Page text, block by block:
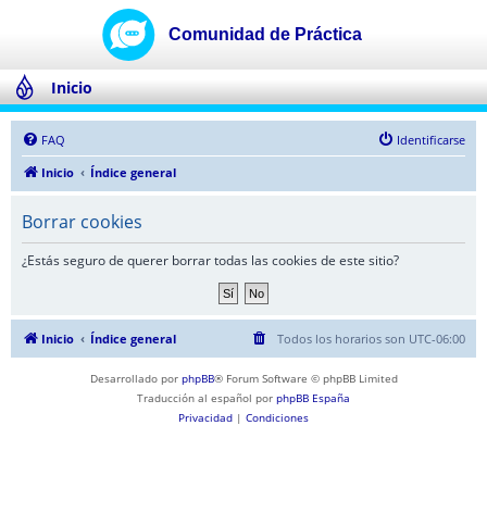
Inicio
FAQ
Identificarse
Inicio
Índice general
Borrar cookies
¿Estás seguro de querer borrar todas las cookies de este sitio?
Inicio Índice general Todos los horarios son UTC-06:00
Desarrollado por phpBB® Forum Software © phpBB Limited
Traducción al español por phpBB España
Privacidad | Condiciones